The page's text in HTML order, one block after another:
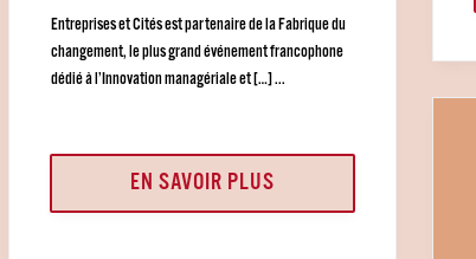
Entreprises et Cités est partenaire de la Fabrique du
changement, le plus grand événement francophone
dédié à l’Innovation managériale et […] ...
EN SAVOIR PLUS